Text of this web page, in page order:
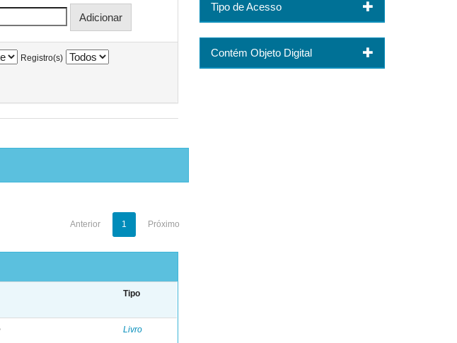
Registro(s)
Anterior 1 Próximo
Tipo
Livro
Tipo de Acesso
Contém Objeto Digital